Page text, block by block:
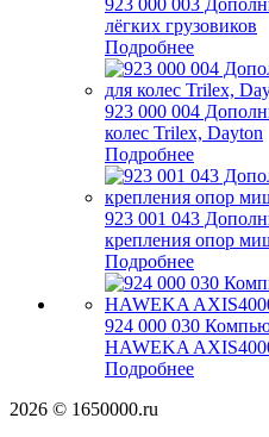
923 000 003
лёгких грузовиков
Подробнее
923 000 004
колес Trilex, Dayton
Подробнее
923 001 043
крепления опор
Подробнее
924 000 030
HAWEKA
Подробнее
2026 © 1650000.ru